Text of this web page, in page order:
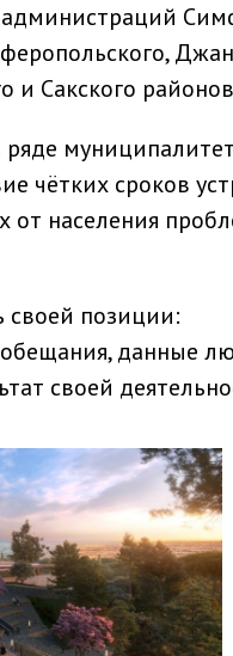
и Сакского
чётких сроков
населения
своей позиции:
данные
своей